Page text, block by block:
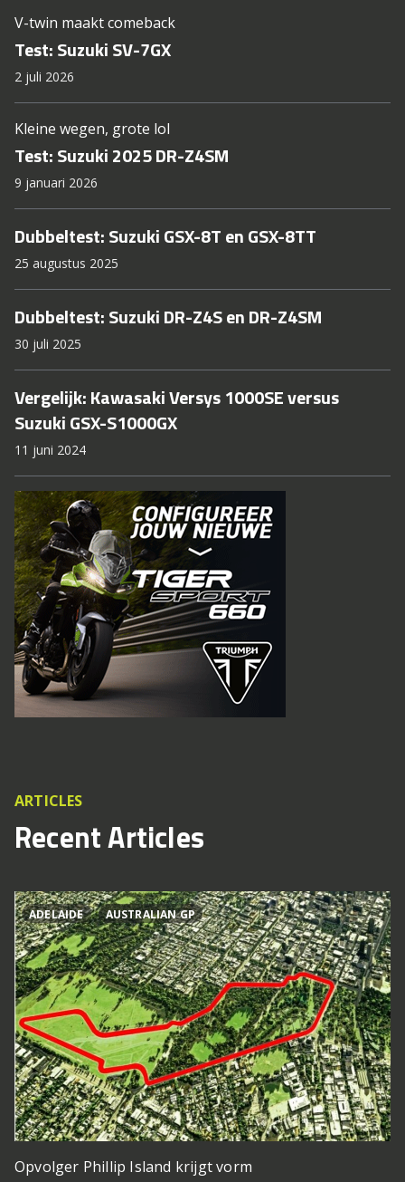
V-twin maakt comeback
Test: Suzuki SV-7GX
2 juli 2026
Kleine wegen, grote lol
Test: Suzuki 2025 DR-Z4SM
9 januari 2026
Dubbeltest: Suzuki GSX-8T en GSX-8TT
25 augustus 2025
Dubbeltest: Suzuki DR-Z4S en DR-Z4SM
30 juli 2025
Vergelijk: Kawasaki Versys 1000SE versus
Suzuki GSX-S1000GX
11 juni 2024
ARTICLES
Recent Articles
ADELAIDE AUSTRALIAN GP
Opvolger Phillip Island krijgt vorm